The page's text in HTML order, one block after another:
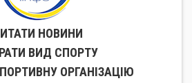
НОВИНИ
ВИД СПОРТУ
ОРГАНIЗАЦIЮ